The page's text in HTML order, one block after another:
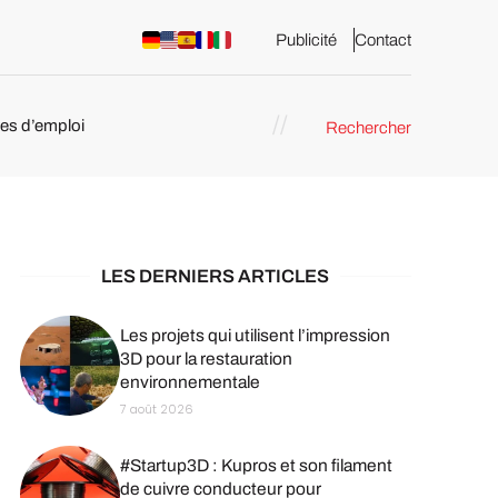
Publicité Contact
d’emploi Rechercher
LES DERNIERS ARTICLES
Les projets qui utilisent l’impression
3D pour la restauration
environnementale
7 août 2026
#Startup3D : Kupros et son filament
de cuivre conducteur pour